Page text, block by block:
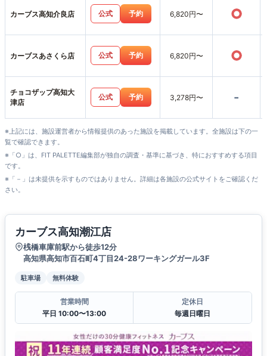
カーブス高知介良店 公式 予約 6,820円〜 ○
カーブスあさくら店 公式 予約 6,820円〜 ○
チョコザップ高知大
津店
公式 予約 3,278円〜 -
※上記には、施設運営者から情報提供のあった施設を掲載しています。全施設は下の一
覧で確認できます。
※「○」は、FIT PALETTE編集部が独自の調査・基準に基づき、特におすすめする項目
です。
※「－」は未提供を示すものではありません。詳細は各施設の公式サイトをご確認くだ
さい。
カーブス高知潮江店
桟橋車庫前駅から徒歩12分
高知県高知市百石町4丁目24-28ワーキングガール3F
駐車場 無料体験
営業時間
平日 10:00〜13:00
定休日
毎週日曜日